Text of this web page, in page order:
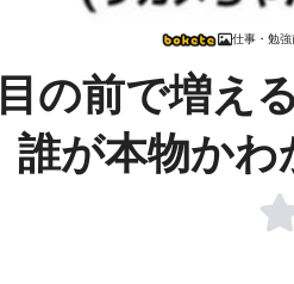
仕事・勉
目の前で増え
誰が本物か